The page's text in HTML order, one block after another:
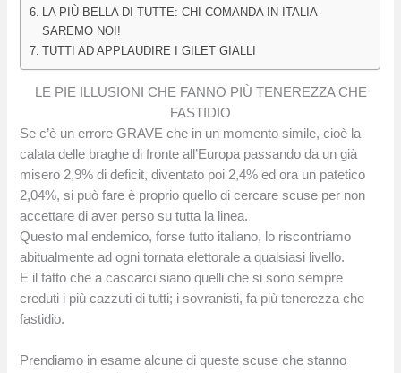
LA PIÙ BELLA DI TUTTE: CHI COMANDA IN ITALIA
SAREMO NOI!
TUTTI AD APPLAUDIRE I GILET GIALLI
LE PIE ILLUSIONI CHE FANNO PIÙ TENEREZZA CHE
FASTIDIO
Se c’è un errore GRAVE che in un momento simile, cioè la
calata delle braghe di fronte all’Europa passando da un già
misero 2,9% di deficit, diventato poi 2,4% ed ora un patetico
2,04%, si può fare è proprio quello di cercare scuse per non
accettare di aver perso su tutta la linea.
Questo mal endemico, forse tutto italiano, lo riscontriamo
abitualmente ad ogni tornata elettorale a qualsiasi livello.
E il fatto che a cascarci siano quelli che si sono sempre
creduti i più cazzuti di tutti; i sovranisti, fa più tenerezza che
fastidio.
Prendiamo in esame alcune di queste scuse che stanno